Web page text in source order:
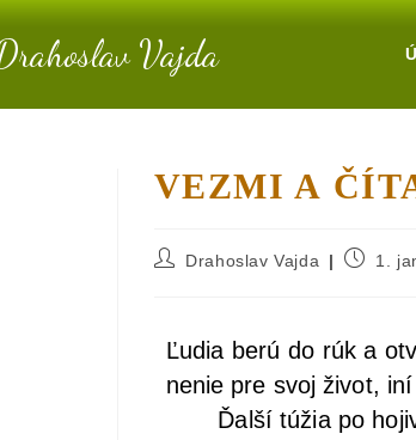
Vajda
VEZMI A
Drahoslav Vajda 1.
Ľudia berú do rúk a
ne­nie pre svoj život,
Ďal­ší túžia po